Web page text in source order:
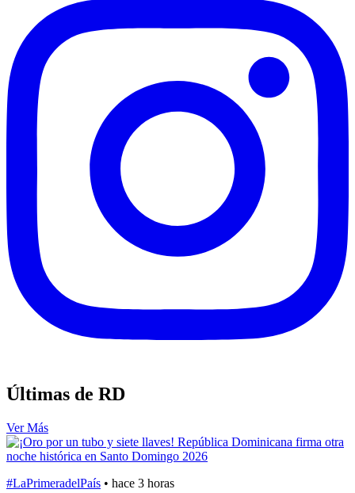
Últimas de RD
Ver Más
#LaPrimeradelPaís • hace 3 horas